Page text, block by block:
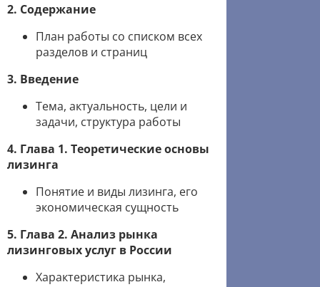
2. Содержание
План работы со списком всех
разделов и страниц
3. Введение
Тема, актуальность, цели и
задачи, структура работы
4. Глава 1. Теоретические основы
лизинга
Понятие и виды лизинга, его
экономическая сущность
5. Глава 2. Анализ рынка
лизинговых услуг в России
Характеристика рынка,